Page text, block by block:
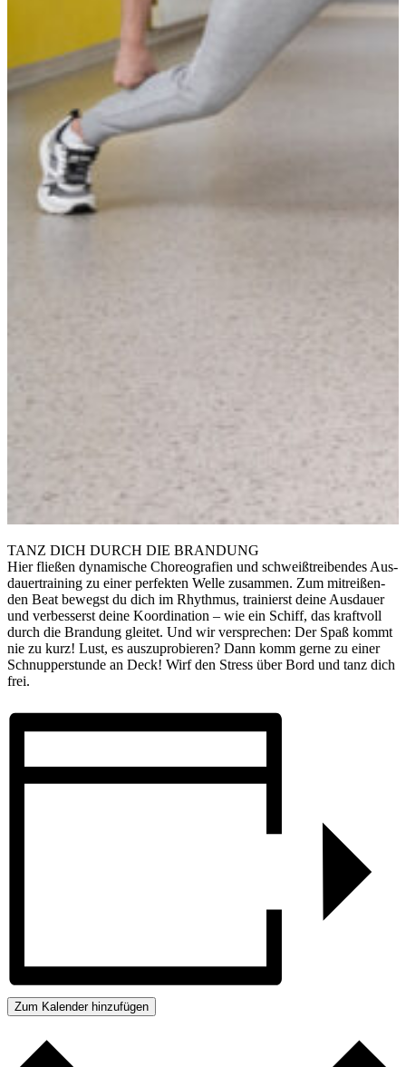
TANZ DICH DURCH DIE BRANDUNG
Hier fließen dy­na­mische Choreo­grafien und schweiß­trei­ben­des Aus­
dauer­training zu einer per­fekten Welle zu­sammen. Zum mit­reißen­
den Beat be­wegst du dich im Rhythmus, trai­nierst dei­ne Aus­dauer
und ver­besserst deine Ko­or­di­na­tion – wie ein Schiff, das kraft­voll
durch die Bran­dung gleitet. Und wir ver­sprech­en: Der Spaß kommt
nie zu kurz! Lust, es aus­zu­pro­bieren? Dann komm ger­ne zu einer
Schnupper­stunde an Deck! Wirf den Stress über Bord und tanz dich
frei.
Zum Kalender hinzufügen